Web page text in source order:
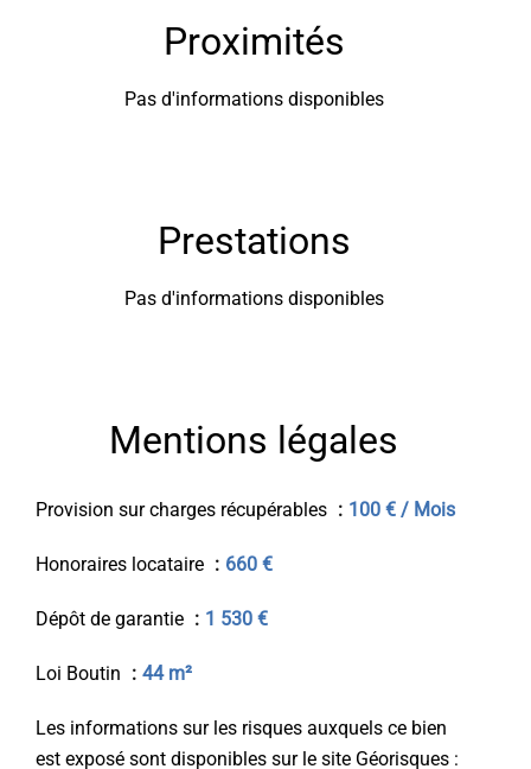
Proximités
Pas d'informations disponibles
Prestations
Pas d'informations disponibles
Mentions légales
Provision sur charges récupérables 100 € / Mois
Honoraires locataire 660 €
Dépôt de garantie 1 530 €
Loi Boutin 44 m²
Les informations sur les risques auxquels ce bien
est exposé sont disponibles sur le site Géorisques :